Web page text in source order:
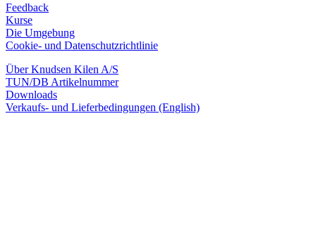
Feedback
Kurse
Die Umgebung
Cookie- und Datenschutzrichtlinie
Über Knudsen Kilen A/S
TUN/DB Artikelnummer
Downloads
Verkaufs- und Lieferbedingungen (English)